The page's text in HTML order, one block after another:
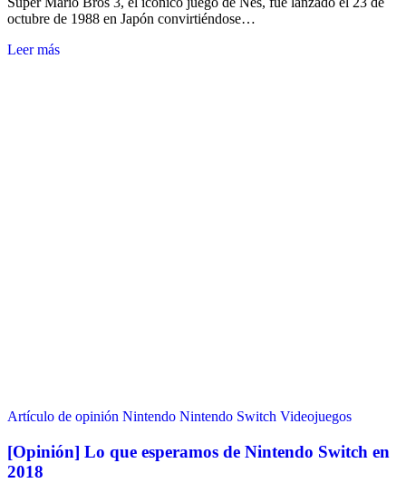
octubre de 1988 en Japón convirtiéndose…
Leer más
Artículo de opinión Nintendo Nintendo Switch Videojuegos
[Opinión] Lo que esperamos de Nintendo Switch en
2018